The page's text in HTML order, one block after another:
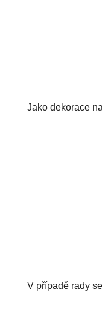
Jako dekorace
V případě rady